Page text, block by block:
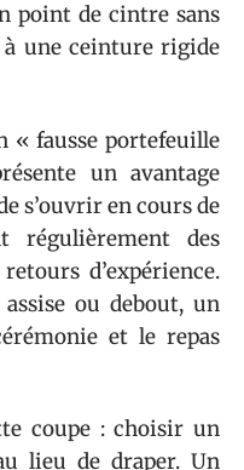
point de cintre sans
une ceinture rigide
« fausse portefeuille
un avantage
s’ouvrir en cours de
régulièrement des
d’expérience.
ou debout, un
et le repas
coupe : choisir un
lieu de draper. Un